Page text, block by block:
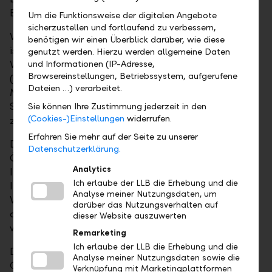
Bonität des Mutterhauses.
Vorsitzender des Aufsichtsrates der fusionierten Bank
ist Gruppenleitungsmitglied Dr. Gabriel Brenna. Der
Vorstand setzt sich neu aus Dr. Bernhard Ramsauer
(CEO), Dr. Robert Löw (Marktvorstand, stv. CEO),
Mag. Harald Friedrich (Marktvorstand), Gerd
Scheider (CFO) und Dipl. Ing. Selim Alantar (COO)
zusammen.
Der Zusammenschluss der beiden Banken wird in
Österreich mit einer breit angelegten
Imagekampagne kommuniziert. Umfassende
Informationen über die Vorzüge der führenden
Vermögensverwaltungsbank Österreichs finden sich
ab 1. Oktober 2018 auf der neugestalteten Website
www.llb.at.
Die bisherigen Hauptaktionäre der Semper
Constantia bleiben der LLB-Gruppe weiterhin
Um die Funktionsweise der digitalen Angebote
sicherzustellen und fortlaufend zu verbessern,
benötigen wir einen Überblick darüber, wie diese
genutzt werden. Hierzu werden allgemeine Daten
und Informationen (IP-Adresse,
Browsereinstellungen, Betriebssystem, aufgerufene
Dateien …) verarbeitet.
Sie können Ihre Zustimmung jederzeit in den
(Cookies-)Einstellungen widerrufen.
Erfahren Sie mehr auf der Seite zu unserer
Datenschutzerklärung.
Analytics
Ich erlaube der LLB die Erhebung und die
Analyse meiner Nutzungsdaten, um
darüber das Nutzungsverhalten auf
dieser Website auszuwerten
Remarketing
Ich erlaube der LLB die Erhebung und die
Analyse meiner Nutzungsdaten sowie die
Verknüpfung mit Marketingplattformen